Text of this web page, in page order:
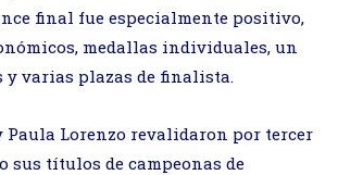
final fue especialmente positivo,
medallas individuales, un
y varias plazas de finalista.
Paula Lorenzo revalidaron por tercer
sus títulos de campeonas de